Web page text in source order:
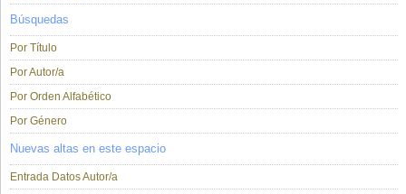
Búsquedas
Por Título
Por Autor/a
Por Orden Alfabético
Por Género
Nuevas altas en este espacio
Entrada Datos Autor/a